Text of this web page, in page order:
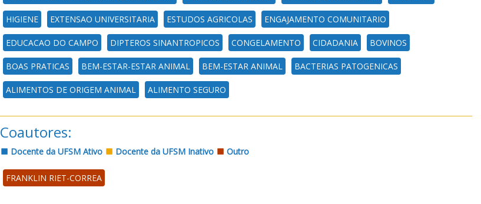
HIGIENE EXTENSAO UNIVERSITARIA ESTUDOS AGRICOLAS ENGAJAMENTO COMUNITARIO
EDUCACAO DO CAMPO DIPTEROS SINANTROPICOS CONGELAMENTO CIDADANIA BOVINOS
BOAS PRATICAS BEM-ESTAR-ESTAR ANIMAL BEM-ESTAR ANIMAL BACTERIAS PATOGENICAS
ALIMENTOS DE ORIGEM ANIMAL ALIMENTO SEGURO
Coautores:
Docente da UFSM Ativo Docente da UFSM Inativo Outro
FRANKLIN RIET-CORREA